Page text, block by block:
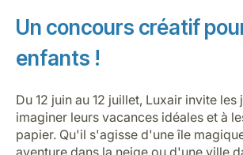
Un concours créatif
enfants !
Du 12 juin au 12 juillet, Luxair invite les
imaginer leurs vacances idéales et à
papier. Qu'il s'agisse d'une île
aventure dans la neige ou d'une ville